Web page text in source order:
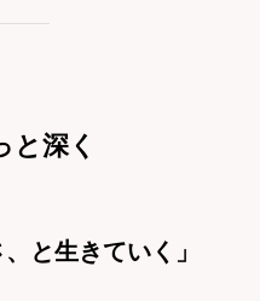
と深く
と生きていく」